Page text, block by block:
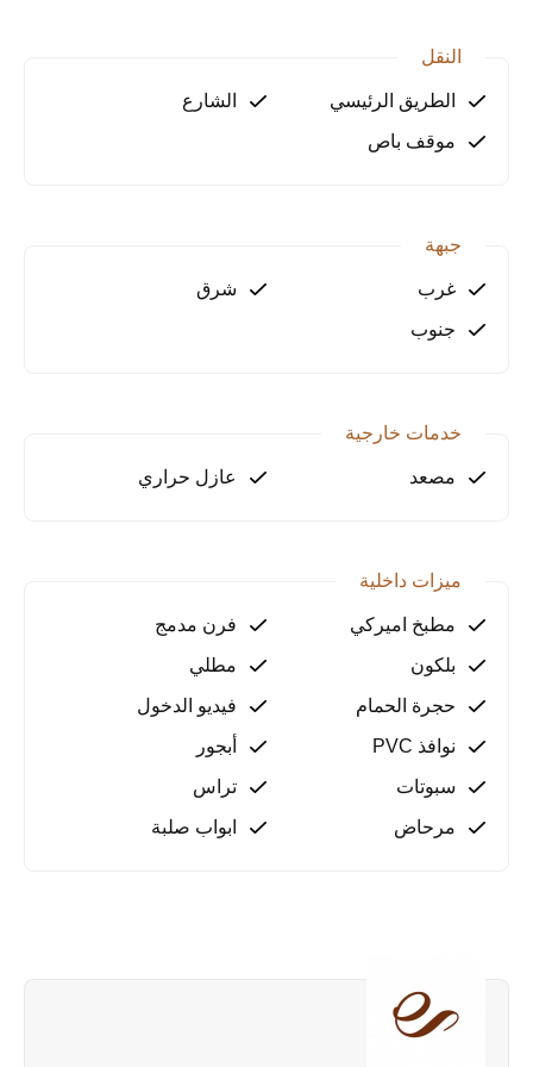
النقل
الطريق الرئيسي
الشارع
موقف باص
جبهة
غرب
شرق
جنوب
خدمات خارجية
مصعد عازل حراري
ميزات داخلية
مطبخ اميركي
فرن مدمج
بلكون
مطلي
حجرة الحمام
فيديو الدخول
نوافذ PVC
أبجور
سبوتات
تراس
مرحاض
ابواب صلبة